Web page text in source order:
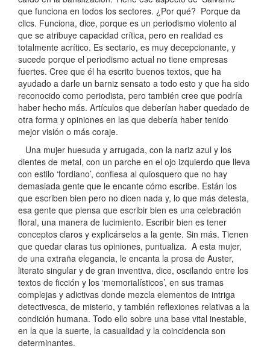
que funciona en todos los sectores. ¿Por qué? Porque da
clics. Funciona, dice, porque es un periodismo violento al
que se atribuye capacidad crítica, pero en realidad es
totalmente acrítico. Es sectario, es muy decepcionante, y
sucede porque el periodismo actual no tiene empresas
fuertes. Cree que él ha escrito buenos textos, que ha
ayudado a darle un barniz sensato a todo esto y que ha sido
reconocido como periodista, pero también cree que podría
haber hecho más. Artículos que deberían haber quedado de
otra forma y opiniones en las que debería haber tenido
mejor visión o más coraje.
Una mujer huesuda y arrugada, con la nariz azul y los
dientes de metal, con un parche en el ojo izquierdo que lleva
con estilo ‘fordiano’, confiesa al quiosquero que no hay
demasiada gente que le encante cómo escribe. Están los
que escriben bien pero no dicen nada y, lo que más detesta,
esa gente que piensa que escribir bien es una celebración
floral, una manera de lucimiento. Escribir bien es tener
conceptos claros y explicárselos a la gente. Sin más. Tienen
que quedar claras tus opiniones, puntualiza. A esta mujer,
de una extraña elegancia, le encanta la prosa de Auster,
literato singular y de gran inventiva, dice, oscilando entre los
textos de ficción y los ‘memorialísticos’, en sus tramas
complejas y adictivas donde mezcla elementos de intriga
detectivesca, de misterio, y también reflexiones relativas a la
condición humana. Todo ello sobre una base vital inestable,
en la que la suerte, la casualidad y la coincidencia son
determinantes.